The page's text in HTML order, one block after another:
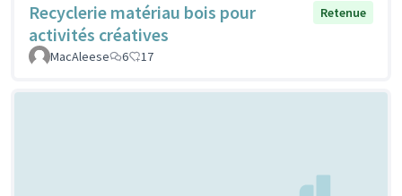
Recyclerie matériau bois pour
activités créatives
Retenue
MacAleese 6 17